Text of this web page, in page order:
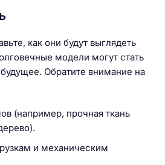
как они будут выглядеть
модели могут стать
Обратите внимание на
(например, прочная ткань
и механическим